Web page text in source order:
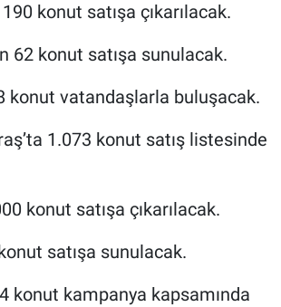
konut satışa çıkarılacak.
62 konut satışa sunulacak.
konut vatandaşlarla buluşacak.
1.073 konut satış listesinde
konut satışa çıkarılacak.
satışa sunulacak.
konut kampanya kapsamında